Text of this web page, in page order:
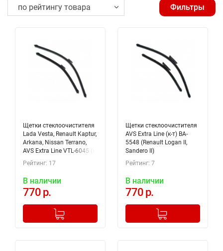
Фильтры
Щетки стеклоочистителя
Lada Vesta, Renault Kaptur,
Arkana, Nissan Terrano,
AVS Extra Line VTL-6045 (к-
т) A07704S
Рейтинг: 17
В наличии
770 р.
+
Добавлено в корзину
Щетки стеклоочистителя
AVS Extra Line (к-т) BA-
5548 (Renault Logan II,
Sandero II)
Рейтинг: 7
В наличии
770 р.
+
Добавлено в корзину